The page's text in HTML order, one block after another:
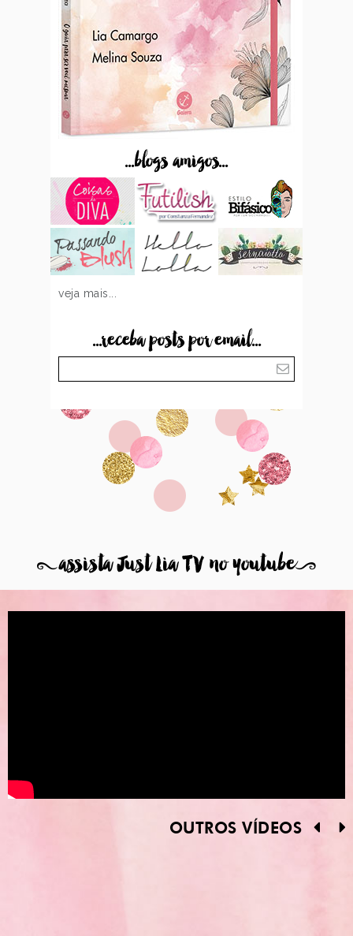
...blogs amigos...
veja mais...
...receba posts por email...
8assista Just Lia TV no youtube9
OUTROS VÍDEOS